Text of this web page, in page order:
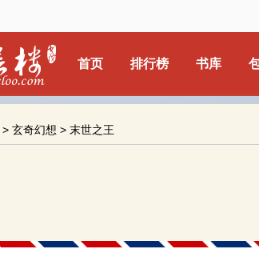
首页 排行榜 书库
> 玄奇幻想 > 末世之王